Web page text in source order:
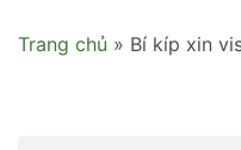
Trang chủ » Bí kíp xin